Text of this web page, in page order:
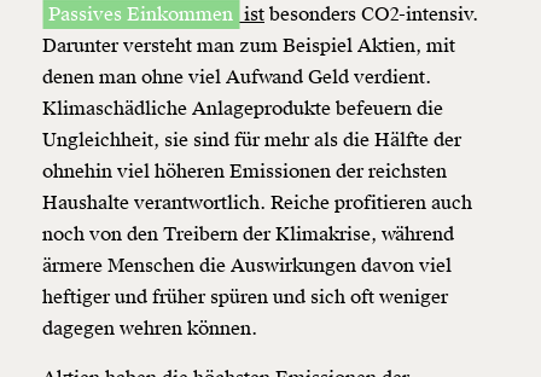
Passives Einkommen ist besonders CO2-intensiv.
Darunter versteht man zum Beispiel Aktien, mit
denen man ohne viel Aufwand Geld verdient.
Klimaschädliche Anlageprodukte befeuern die
Ungleichheit, sie sind für mehr als die Hälfte der
ohnehin viel höheren Emissionen der reichsten
Haushalte verantwortlich. Reiche profitieren auch
noch von den Treibern der Klimakrise, während
ärmere Menschen die Auswirkungen davon viel
heftiger und früher spüren und sich oft weniger
dagegen wehren können.